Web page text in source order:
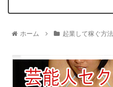
ホーム 起業して稼ぐ方法